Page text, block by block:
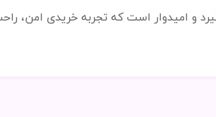
و امیدوار است که تجربه خریدی امن،